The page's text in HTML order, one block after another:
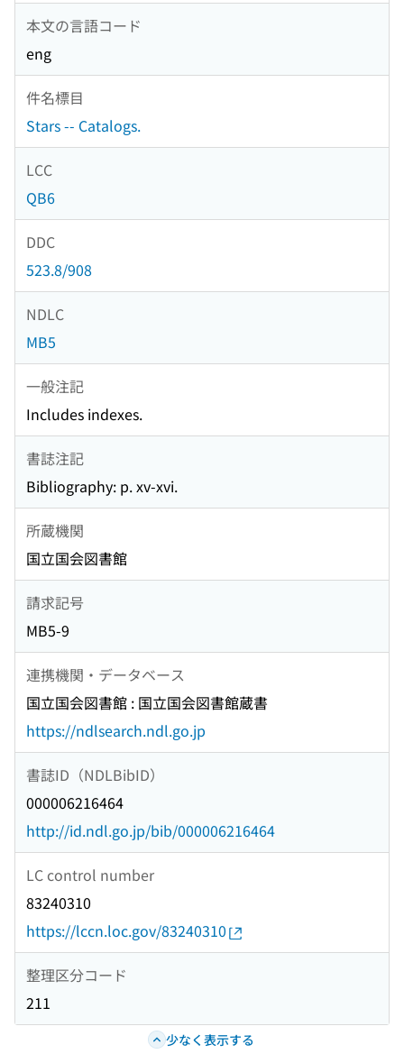
本文の言語コード
eng
件名標目
Stars -- Catalogs.
LCC
QB6
DDC
523.8/908
NDLC
MB5
一般注記
Includes indexes.
書誌注記
Bibliography: p. xv-xvi.
所蔵機関
国立国会図書館
請求記号
MB5-9
連携機関・データベース
国立国会図書館 : 国立国会図書館蔵書
https://ndlsearch.ndl.go.jp
書誌ID（NDLBibID）
000006216464
http://id.ndl.go.jp/bib/000006216464
LC control number
83240310
https://lccn.loc.gov/83240310
整理区分コード
211
少なく表示する